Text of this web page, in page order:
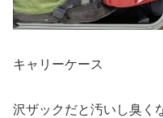
キャリーケース
沢ザックだと汚いし臭く